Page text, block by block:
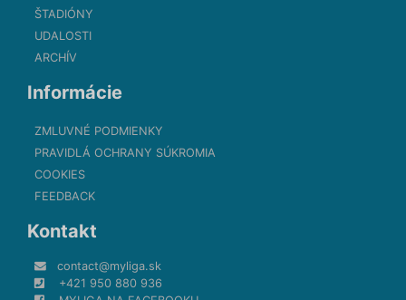
ŠTADIÓNY
UDALOSTI
ARCHÍV
Informácie
ZMLUVNÉ PODMIENKY
PRAVIDLÁ OCHRANY SÚKROMIA
COOKIES
FEEDBACK
Kontakt
contact@myliga.sk
+421 950 880 936